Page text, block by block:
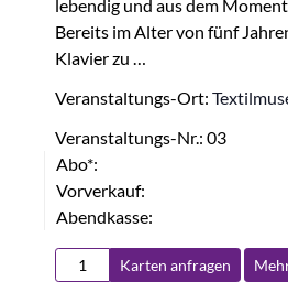
lebendig und aus dem
Bereits im Alter von fünf
Klavier zu …
Veranstaltungs-Ort:
Veranstaltungs-Nr.: 03
Abo*:
Vorverkauf:
Abendkasse:
Karten anfragen